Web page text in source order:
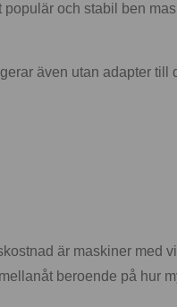
och stabil ben
även utan adapter till
är maskiner med
beroende på hur